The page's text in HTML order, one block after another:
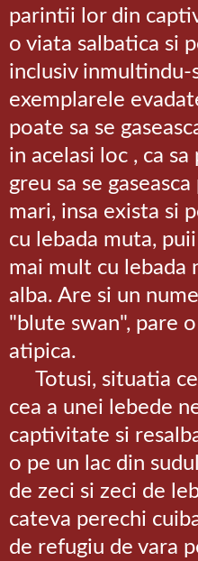
parintii lor din
o viata salbatica si
inclusiv inmultindu-
exemplarele
poate sa se
in acelasi loc , ca
greu sa se
mari, insa exista si
cu lebada muta,
mai mult cu lebada
alba. Are si un
"blute swan", pare
atipica.
Totusi, situatia
cea a unei lebede
captivitate si
o pe un lac din
de zeci si zeci de
cateva perechi
de refugiu de vara